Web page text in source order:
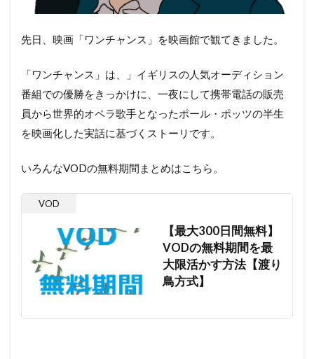
先日、映画「ワンチャンス」を映画館で観てきました。
「ワンチャンス」は、」イギリスの人気オーディション
番組での優勝をきっかけに、一夜にして携帯電話の販売
員­から世界的オペラ歌手となったポール・ポッツの半生
を映画化した実話に基づくストーリです。
いろんなVODの無料期間まとめはこちら。
VOD
【最大300日間無料】
VODの無料期間を最
大限活かす方法【渡り
鳥方式】